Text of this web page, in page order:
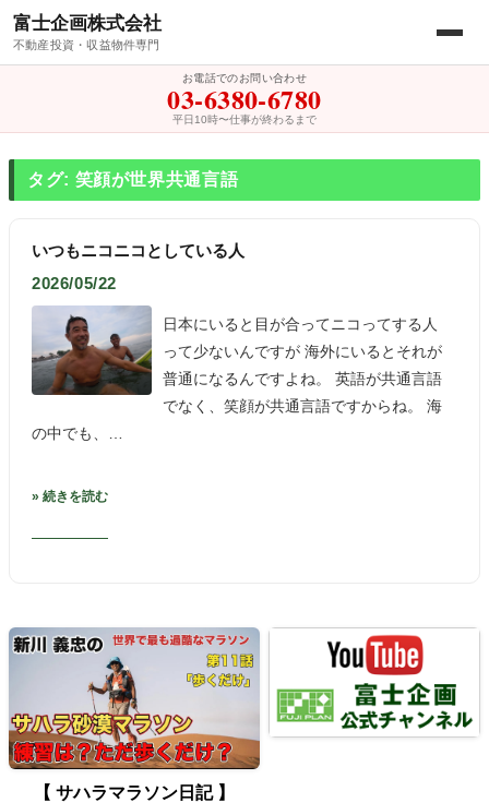
富士企画株式会社
不動産投資・収益物件専門
お電話でのお問い合わせ
03-6380-6780
平日10時〜仕事が終わるまで
タグ: 笑顔が世界共通言語
いつもニコニコとしている人
2026/05/22
日本にいると目が合ってニコってする人
って少ないんですが 海外にいるとそれが
普通になるんですよね。 英語が共通言語
でなく、笑顔が共通言語ですからね。 海
の中でも、…
» 続きを読む
【 サハラマラソン日記 】